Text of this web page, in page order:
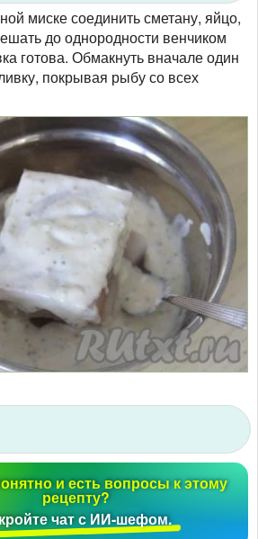
миске соединить сметану, яйцо,
до однородности венчиком
готова. Обмакнуть вначале один
покрывая рыбу со всех
и есть вопросы к этому
рецепту?
чат с ИИ-шефом.